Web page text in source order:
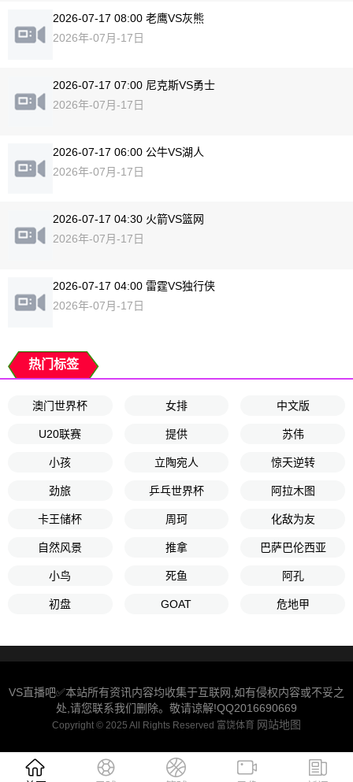
2026-07-17 08:00 老鹰VS灰熊
2026年-07月-17日
2026-07-17 07:00 尼克斯VS勇士
2026年-07月-17日
2026-07-17 06:00 公牛VS湖人
2026年-07月-17日
2026-07-17 04:30 火箭VS篮网
2026年-07月-17日
2026-07-17 04:00 雷霆VS独行侠
2026年-07月-17日
热门标签
澳门世界杯 女排 中文版
U20联赛 提供 苏伟
小孩 立陶宛人 惊天逆转
劲旅 乒乓世界杯 阿拉木图
卡王储杯 周珂 化敌为友
自然风景 推拿 巴萨巴伦西亚
小鸟 死鱼 阿孔
初盘 GOAT 危地甲
VS直播吧✅本站所有资讯内容均收集于互联网,如有侵权内容或不妥之
处,请您联系我们删除。敬请谅解!QQ2016690669
Copyright © 2025 All Rights Reserved 富饶体育 网站地图